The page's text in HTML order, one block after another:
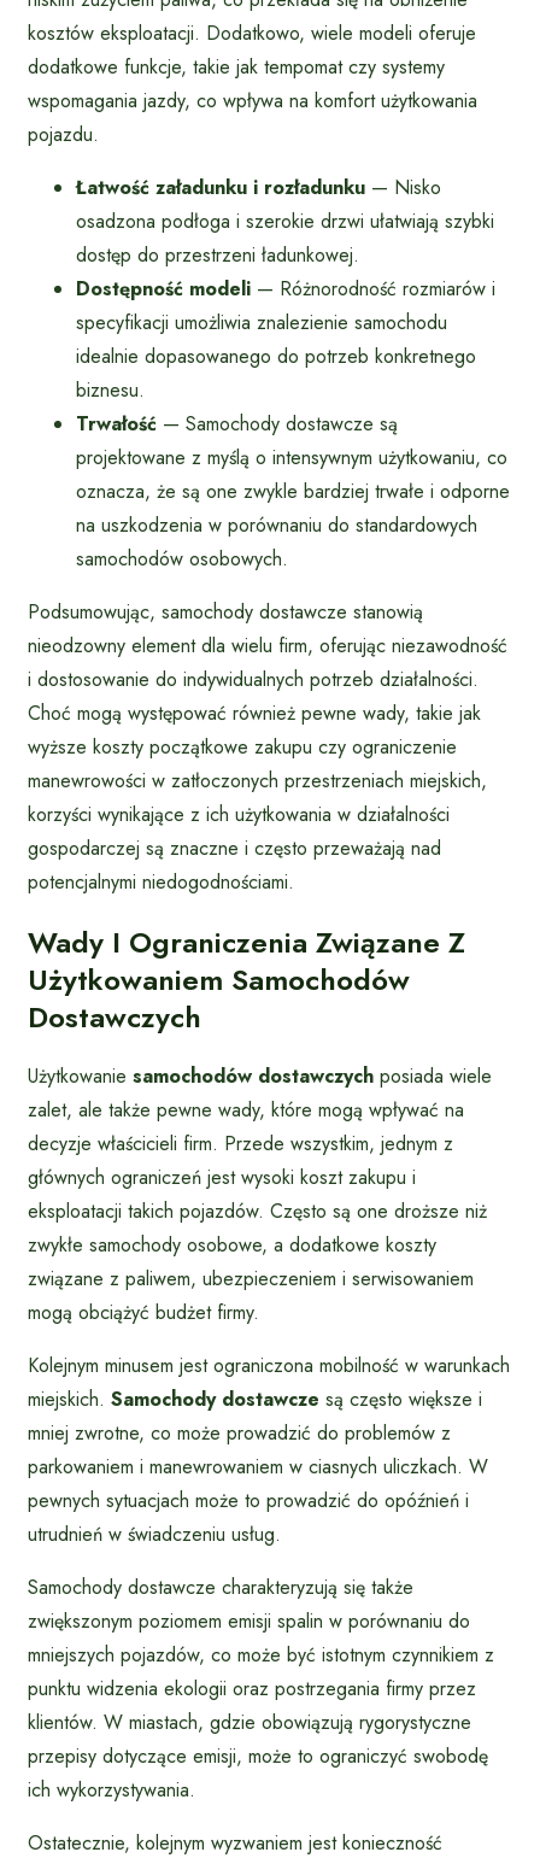
kosztów eksploatacji. Dodatkowo, wiele modeli oferuje
dodatkowe funkcje, takie jak tempomat czy systemy
wspomagania jazdy, co wpływa na komfort użytkowania
pojazdu.
Łatwość załadunku i rozładunku — Nisko
osadzona podłoga i szerokie drzwi ułatwiają szybki
dostęp do przestrzeni ładunkowej.
Dostępność modeli — Różnorodność rozmiarów i
specyfikacji umożliwia znalezienie samochodu
idealnie dopasowanego do potrzeb konkretnego
biznesu.
Trwałość — Samochody dostawcze są
projektowane z myślą o intensywnym użytkowaniu, co
oznacza, że są one zwykle bardziej trwałe i odporne
na uszkodzenia w porównaniu do standardowych
samochodów osobowych.
Podsumowując, samochody dostawcze stanowią
nieodzowny element dla wielu firm, oferując niezawodność
i dostosowanie do indywidualnych potrzeb działalności.
Choć mogą występować również pewne wady, takie jak
wyższe koszty początkowe zakupu czy ograniczenie
manewrowości w zatłoczonych przestrzeniach miejskich,
korzyści wynikające z ich użytkowania w działalności
gospodarczej są znaczne i często przeważają nad
potencjalnymi niedogodnościami.
Wady I Ograniczenia Związane Z
Użytkowaniem Samochodów
Dostawczych
Użytkowanie samochodów dostawczych posiada wiele
zalet, ale także pewne wady, które mogą wpływać na
decyzje właścicieli firm. Przede wszystkim, jednym z
głównych ograniczeń jest wysoki koszt zakupu i
eksploatacji takich pojazdów. Często są one droższe niż
zwykłe samochody osobowe, a dodatkowe koszty
związane z paliwem, ubezpieczeniem i serwisowaniem
mogą obciążyć budżet firmy.
Kolejnym minusem jest ograniczona mobilność w warunkach
miejskich. Samochody dostawcze są często większe i
mniej zwrotne, co może prowadzić do problemów z
parkowaniem i manewrowaniem w ciasnych uliczkach. W
pewnych sytuacjach może to prowadzić do opóźnień i
utrudnień w świadczeniu usług.
Samochody dostawcze charakteryzują się także
zwiększonym poziomem emisji spalin w porównaniu do
mniejszych pojazdów, co może być istotnym czynnikiem z
punktu widzenia ekologii oraz postrzegania firmy przez
klientów. W miastach, gdzie obowiązują rygorystyczne
przepisy dotyczące emisji, może to ograniczyć swobodę
ich wykorzystywania.
Ostatecznie, kolejnym wyzwaniem jest konieczność